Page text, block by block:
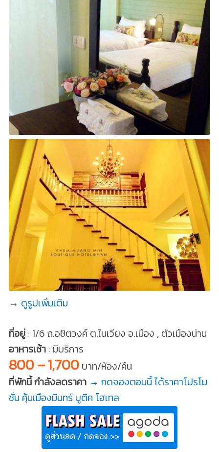
→ ดูรูปเพิ่มเติม
ที่อยู่: 1/6 ถ.อชิตวงค์ ต.ในเวียง อ.เมือง , ตัวเมืองน่าน
อาหารเช้า: มีบริการ
800 – 1,700บาท/ห้อง/คืน
ที่พักนี้ กำลังลดราคา → กดจองตอนนี้ ได้ราคาโปรโม
ชั่น คุ้มเมืองมินทร์ บูติค โฮเทล